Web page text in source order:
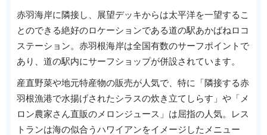
赤羽海岸に隣接し、展望デッキからは太平洋を一望するこ
とのできる絶好のロケーションである道の駅あかばねロコ
ステーション。赤羽根海岸は全国有数のサーフポイントで
あり、道の駅内にサーフショップが併設されています。
産直野菜や地元特産物の販売が人気で、特に「隣接する赤
羽根漁港で水揚げされたシラスの炊き立てしらす」や「メ
ロン農家さん直販のメロンジュース」は屈指の人気。レス
トランは海の似合うハワイアンをイメージしたメニュー